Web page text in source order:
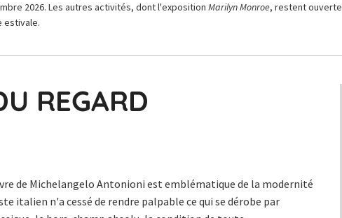
2026. Les autres activités, dont l'exposition Marilyn Monroe, restent
estivale.
REGARD
de Michelangelo Antonioni est emblématique de la modernité
italien n'a cessé de rendre palpable ce qui se dérobe par